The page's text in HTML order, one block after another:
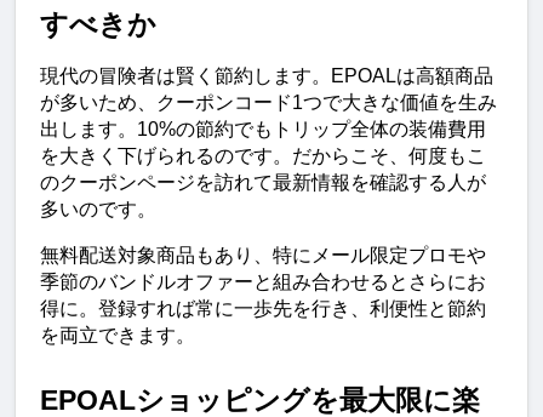
すべきか
現代の冒険者は賢く節約します。EPOALは高額商品
が多いため、クーポンコード1つで大きな価値を生み
出します。10%の節約でもトリップ全体の装備費用
を大きく下げられるのです。だからこそ、何度もこ
のクーポンページを訪れて最新情報を確認する人が
多いのです。
無料配送対象商品もあり、特にメール限定プロモや
季節のバンドルオファーと組み合わせるとさらにお
得に。登録すれば常に一歩先を行き、利便性と節約
を両立できます。
EPOALショッピングを最大限に楽